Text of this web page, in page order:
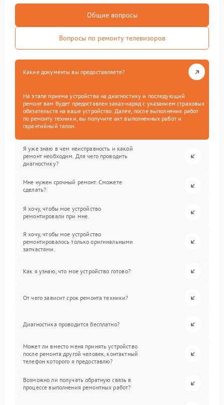
Общие вопросы
Вопросы по ремонту телевизоров
Какие документы вы предоставляете?
На этапе приема устройства на диагностику и последующий
ремонт вам будет предоставлен заказ-наряд с указанием страховых
обязательств на ваше устройство. Далее, после выполнения работ
по ремонту техники, вы получите акт выполненных работ и
гарантийный талон.
Я уже знаю в чем неисправность и какой
ремонт необходим. Для чего проводить
диагностику?
Мне нужен срочный ремонт. Сможете
сделать?
Я хочу, чтобы мое устройство
ремонтировали при мне.
Я хочу, чтобы мое устройство
ремонтировалось только оригинальными
запчастями.
Как я узнаю, что мое устройство готово?
От чего зависит срок ремонта техники?
Диагностика проводится бесплатно?
Может ли вместо меня принять устройство
после ремонта другой человек, контактный
телефон которого я предоставлю?
Возможно ли получать обратную связь в
процессе выполнения ремонтных работ?